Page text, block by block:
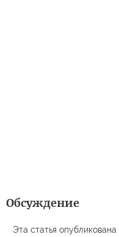
Обсуждение
Эта статья